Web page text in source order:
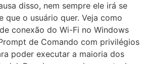
disso, nem sempre ele irá se
que o usuário quer. Veja como
conexão do Wi-Fi no Windows
de Comando com privilégios
poder executar a maioria dos